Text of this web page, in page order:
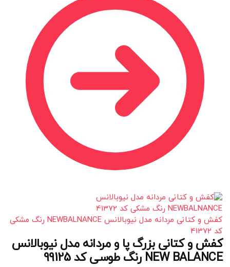
کفش و کتانی مردانه مدل نیوبالانس NEWBALNANCE رنگ مشکی
کد 41372
کفش و کتانی بزرگ پا و مردانه مدل نیوبالانس
NEW BALANCE رنگ طوسی کد 99125